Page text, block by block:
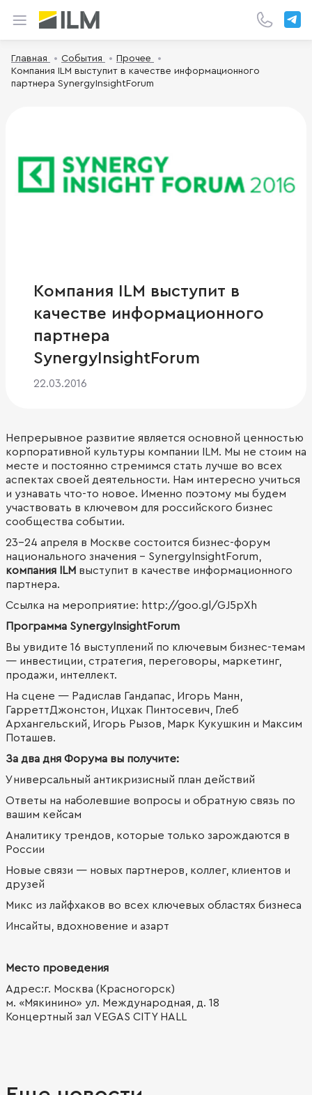
Главная События
Прочее
Компания ILM выступит в качестве информационного
партнера SynergyInsightForum
Компания ILM выступит в
качестве информационного
партнера
SynergyInsightForum
22.03.2016
Непрерывное развитие является основной ценностью
корпоративной культуры компании ILM. Мы не стоим на
месте и постоянно стремимся стать лучше во всех
аспектах своей деятельности. Нам интересно учиться
и узнавать что-то новое. Именно поэтому мы будем
участвовать в ключевом для российского бизнес
сообщества событии.
23-24 апреля в Москве состоится бизнес-форум
национального значения - SynergyInsightForum,
компания ILM выступит в качестве информационного
партнера.
Ссылка на мероприятие: http://goo.gl/GJ5pXh
Программа SynergyInsightForum
Вы увидите 16 выступлений по ключевым бизнес-темам
— инвестиции, стратегия, переговоры, маркетинг,
продажи, интеллект.
На сцене — Радислав Гандапас, Игорь Манн,
ГарреттДжонстон, Ицхак Пинтосевич, Глеб
Архангельский, Игорь Рызов, Марк Кукушкин и Максим
Поташев.
За два дня Форума вы получите:
Универсальный антикризисный план действий
Ответы на наболевшие вопросы и обратную связь по
вашим кейсам
Аналитику трендов, которые только зарождаются в
России
Новые связи — новых партнеров, коллег, клиентов и
друзей
Микс из лайфхаков во всех ключевых областях бизнеса
Инсайты, вдохновение и азарт
Место проведения
Адрес:г. Москва (Красногорск)
м. «Мякинино» ул. Международная, д. 18
Концертный зал VEGAS CITY HALL